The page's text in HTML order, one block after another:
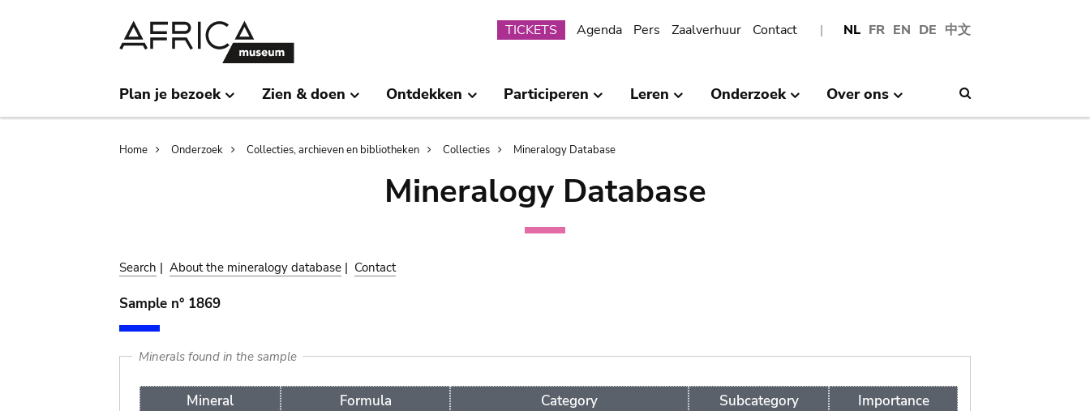
NL FR EN DE 中文
Submenu
TICKETS Agenda Pers Zaalverhuur Contact
Plan je bezoek Zien & doen Ontdekken Participeren Leren Onderzoek Over ons
Breadcrumb
Home Onderzoek Collecties, archieven en bibliotheken Collecties Mineralogy Database
Mineralogy Database
Search | About the mineralogy database | Contact
Sample n° 1869
Minerals found in the sample
Mineral Formula Category Subcategory Importance